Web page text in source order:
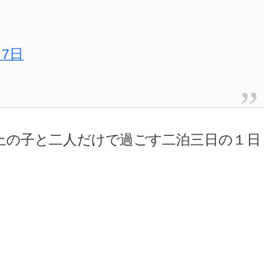
日
子と二人だけで過ごす二泊三日の１日